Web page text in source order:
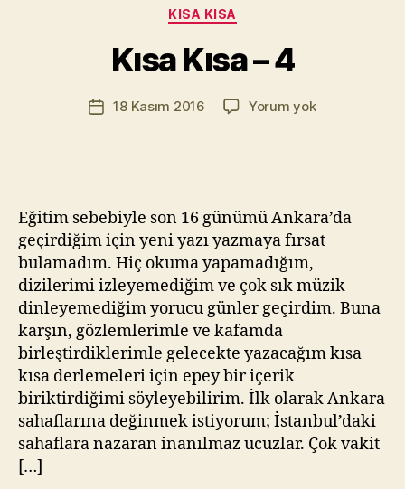
Kategoriler
KISA KISA
Kısa Kısa – 4
Yazının
yazarı
u
a
a
z
Yazı18 Kasım 2016 Yorum yokKısa
Eğitim sebebiyle son 16 günümü Ankara’da
geçirdiğim için yeni yazı yazmaya fırsat
bulamadım. Hiç okuma yapamadığım,
dizilerimi izleyemediğim ve çok sık müzik
dinleyemediğim yorucu günler geçirdim. Buna
karşın, gözlemlerimle ve kafamda
birleştirdiklerimle gelecekte yazacağım kısa
kısa derlemeleri için epey bir içerik
biriktirdiğimi söyleyebilirim. İlk olarak Ankara
sahaflarına değinmek istiyorum; İstanbul’daki
sahaflara nazaran inanılmaz ucuzlar. Çok vakit
[…]